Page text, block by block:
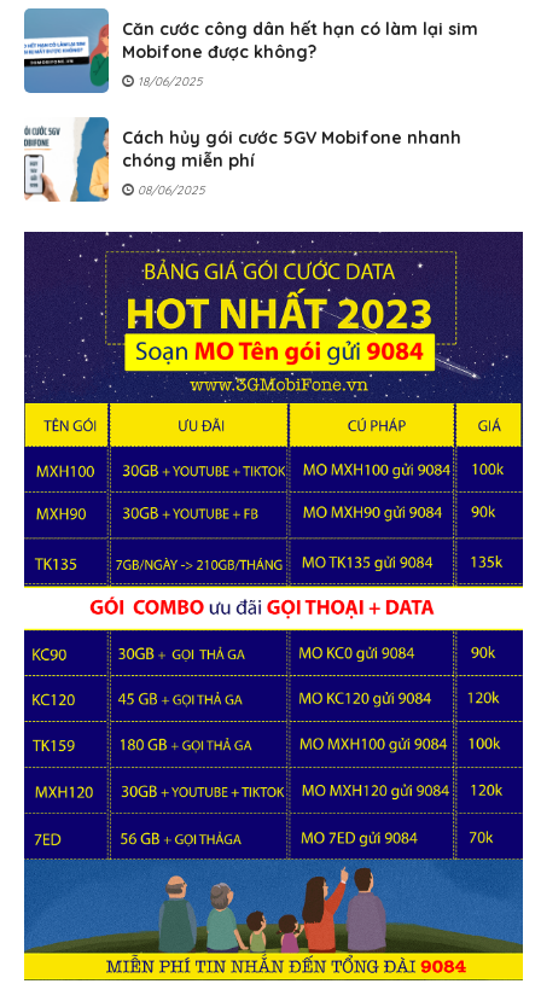
Căn cước công dân hết hạn có làm lại sim
Mobifone được không?
18/06/2025
Cách hủy gói cước 5GV Mobifone nhanh
chóng miễn phí
08/06/2025